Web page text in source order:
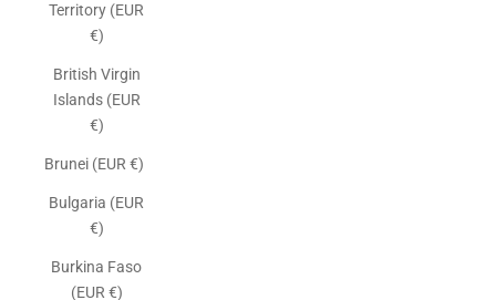
Territory (EUR
€)
British Virgin
Islands (EUR
€)
Brunei (EUR €)
Bulgaria (EUR
€)
Burkina Faso
(EUR €)